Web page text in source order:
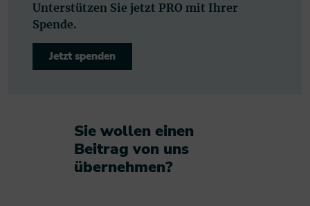
Unterstützen Sie jetzt PRO mit Ihrer
Spende.
Jetzt spenden
Sie wollen einen
Beitrag von uns
übernehmen?​